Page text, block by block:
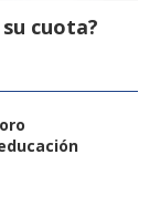
cuota?